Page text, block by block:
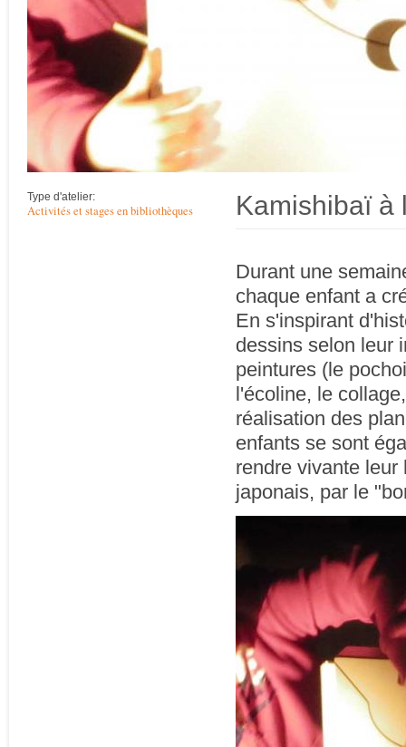
Type d'atelier:
Activités et stages en bibliothèques Kamishibaï à
Durant une
chaque enfant a
En s'inspirant
dessins selon leur
peintures (le
l'écoline, le
réalisation des
enfants se sont
rendre vivante
japonais, par le